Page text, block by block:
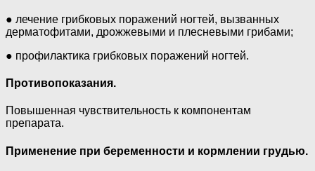
● лечение грибковых поражений ногтей, вызванных
дерматофитами, дрожжевыми и плесневыми грибами;
● профилактика грибковых поражений ногтей.
Противопоказания.
Повышенная чувствительность к компонентам
препарата.
Применение при беременности и кормлении грудью.